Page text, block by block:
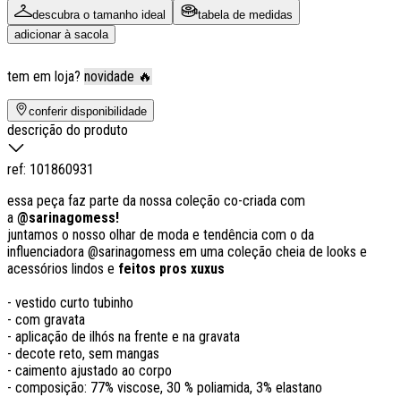
descubra o tamanho ideal
tabela de medidas
adicionar à sacola
tem em loja? novidade 🔥
conferir disponibilidade
descrição do produto
ref: 101860931
essa peça faz parte da nossa coleção co-criada com
a @sarinagomess!
juntamos o nosso olhar de moda e tendência com o da
influenciadora @sarinagomess em uma coleção cheia de looks e
acessórios lindos e feitos pros xuxus
- vestido curto tubinho
- com gravata
- aplicação de ilhós na frente e na gravata
- decote reto, sem mangas
- caimento ajustado ao corpo
- composição: 77% viscose, 30 % poliamida, 3% elastano